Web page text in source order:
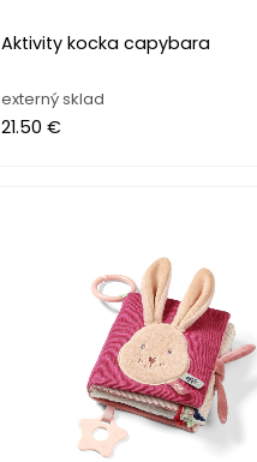
Aktivity kocka capybara
externý sklad
21.50 €